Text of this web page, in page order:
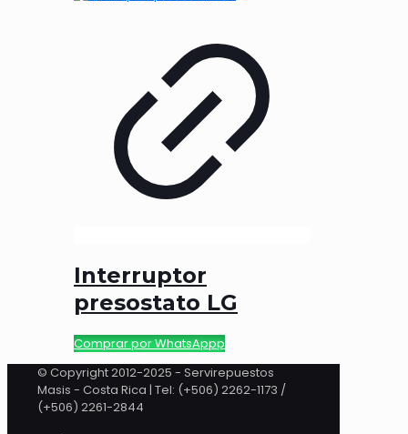
Interruptor
presostato LG
Comprar por WhatsAppp
© Copyright 2012-2025 - Servirepuestos
Masis - Costa Rica | Tel: (+506) 2262-1173 /
(+506) 2261-2844